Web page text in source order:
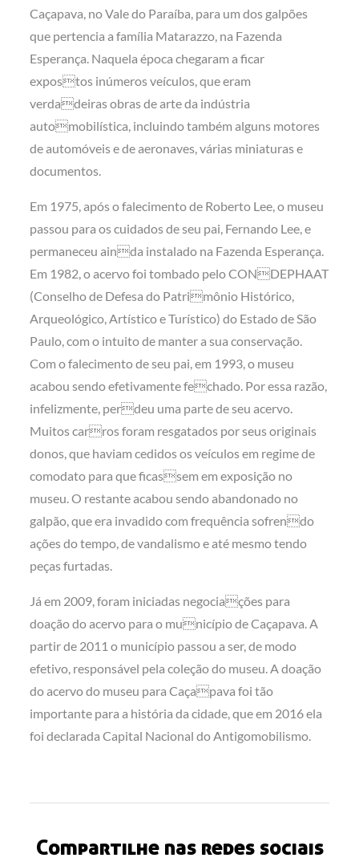
Caçapava, no Vale do Paraíba, para um dos galpões
que pertencia a família Matarazzo, na Fazenda
Esperança. Naquela época chegaram a ficar
expostos inúmeros veículos, que eram
verdadeiras obras de arte da indústria
automobilística, incluindo também alguns motores
de automóveis e de aeronaves, várias miniaturas e
documentos.
Em 1975, após o falecimento de Roberto Lee, o museu
passou para os cuidados de seu pai, Fernando Lee, e
permaneceu ainda instalado na Fazenda Esperança.
Em 1982, o acervo foi tombado pelo CONDEPHAAT
(Conselho de Defesa do Patrimônio Histórico,
Arqueológico, Artístico e Turístico) do Estado de São
Paulo, com o intuito de manter a sua conservação.
Com o falecimento de seu pai, em 1993, o museu
acabou sendo efetivamente fechado. Por essa razão,
infelizmente, perdeu uma parte de seu acervo.
Muitos carros foram resgatados por seus originais
donos, que haviam cedidos os veículos em regime de
comodato para que ficassem em exposição no
museu. O restante acabou sendo abandonado no
galpão, que era invadido com frequência sofrendo
ações do tempo, de vandalismo e até mesmo tendo
peças furtadas.
Já em 2009, foram iniciadas negociações para
doação do acervo para o município de Caçapava. A
partir de 2011 o município passou a ser, de modo
efetivo, responsável pela coleção do museu. A doação
do acervo do museu para Caçapava foi tão
importante para a história da cidade, que em 2016 ela
foi declarada Capital Nacional do Antigomobilismo.
Compartilhe nas redes sociais